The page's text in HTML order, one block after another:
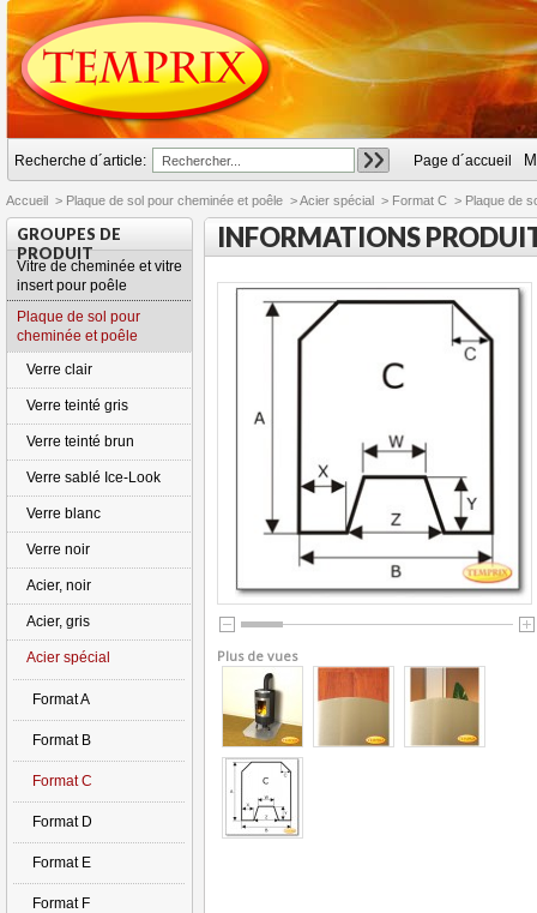
Recherche d´article: Page d´accueil
Accueil > Plaque de sol pour cheminée et poêle >Acier spécial > Format C > Plaque de
INFORMATIONS
Plus de vues
GROUPES DE
PRODUIT
Vitre de cheminée et vitre
insert pour poêle
Plaque de sol pour
cheminée et poêle
Verre clair
Verre teinté gris
Verre teinté brun
Verre sablé Ice-Look
Verre blanc
Verre noir
Acier, noir
Acier, gris
Acier spécial
Format A
Format B
Format C
Format D
Format E
Format F